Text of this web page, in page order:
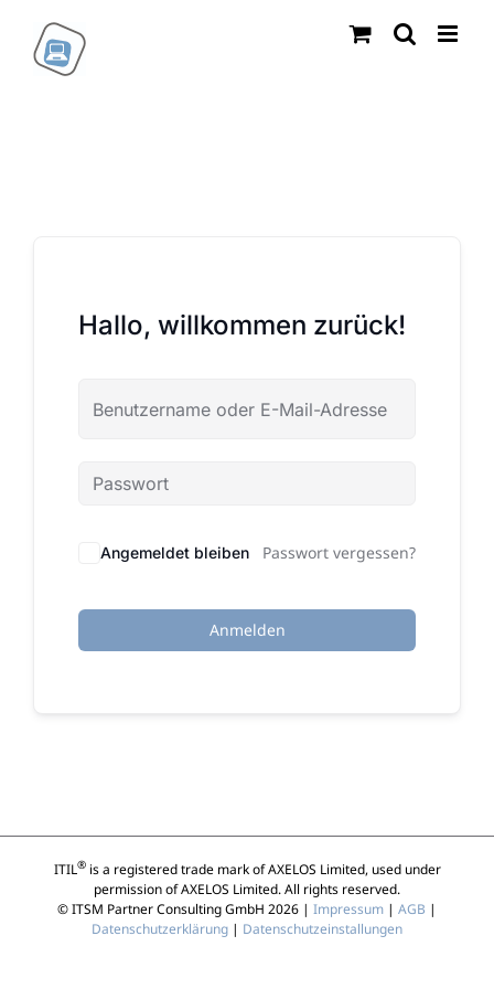
Inhalt
springen
Hallo, willkommen zurück!
Angemeldet bleiben Passwort vergessen?
Anmelden
ITIL®is a registered trade mark of AXELOS Limited, used under
permission of AXELOS Limited. All rights reserved.
© ITSM Partner Consulting GmbH 2026 | Impressum | AGB |
Datenschutzerklärung | Datenschutzeinstallungen